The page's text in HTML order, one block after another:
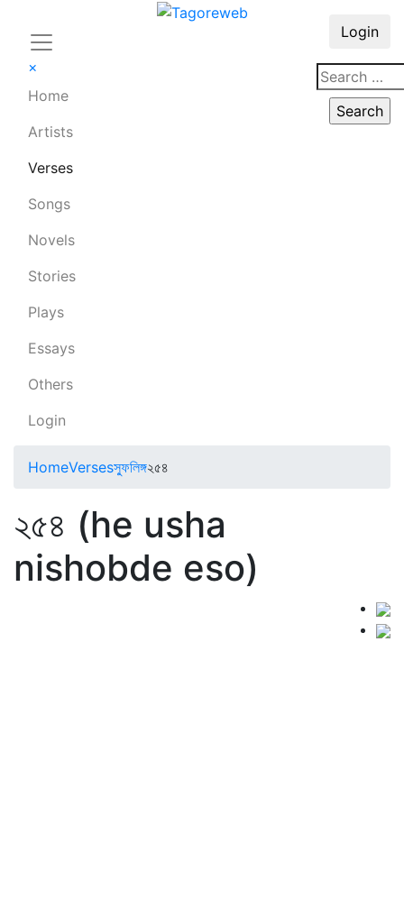
×
Home
Artists
Verses
Songs
Novels
Stories
Plays
Essays
Others
Login
Login
HomeVersesস্ফুলিঙ্গ২৫৪
২৫৪ (he usha
nishobde eso)